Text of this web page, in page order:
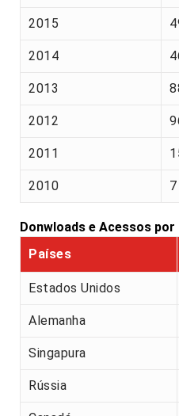
2015
2014
2013
2012
2011
2010 7
Donwloads e Acessos por
Países
Estados Unidos
Alemanha
Singapura
Rússia